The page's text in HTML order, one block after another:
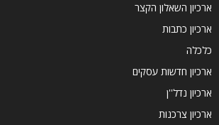
ארכיון השאלון הקצר
ארכיון כתבות
כלכלה
ארכיון חדשות עסקים
ארכיון נדל''ן
ארכיון צרכנות